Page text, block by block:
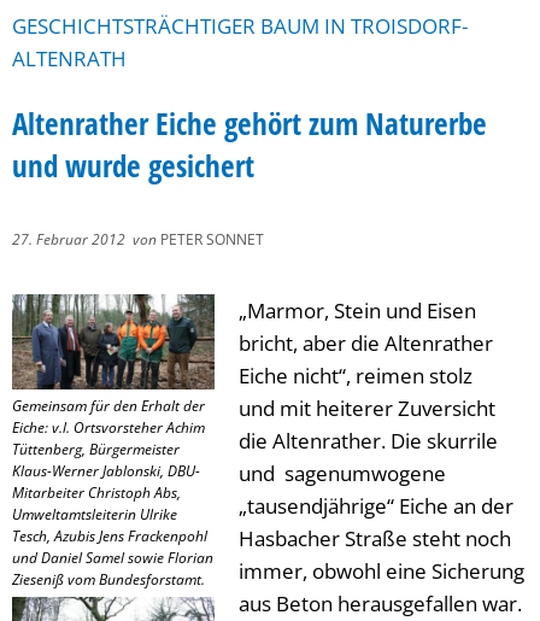
GESCHICHTSTRÄCHTIGER BAUM IN TROISDORF-
ALTENRATH
Altenrather Eiche gehört zum Naturerbe
und wurde gesichert
27. Februar 2012 von PETER SONNET
Gemeinsam für den Erhalt der
Eiche: v.l. Ortsvorsteher Achim
Tüttenberg, Bürgermeister
Klaus-Werner Jablonski, DBU-
Mitarbeiter Christoph Abs,
Umweltamtsleiterin Ulrike
Tesch, Azubis Jens Frackenpohl
und Daniel Samel sowie Florian
Zieseniß vom Bundesforstamt.
„Marmor, Stein und Eisen
bricht, aber die Altenrather
Eiche nicht“, reimen stolz
und mit heiterer Zuversicht
die Altenrather. Die skurrile
und sagenumwogene
„tausendjährige“ Eiche an der
Hasbacher Straße steht noch
immer, obwohl eine Sicherung
aus Beton herausgefallen war.